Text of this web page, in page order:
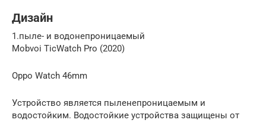
Дизайн
1.пыле- и водонепроницаемый
Mobvoi TicWatch Pro (2020)
Oppo Watch 46mm
Устройство является пыленепроницаемым и
водостойким. Водостойкие устройства защищены от